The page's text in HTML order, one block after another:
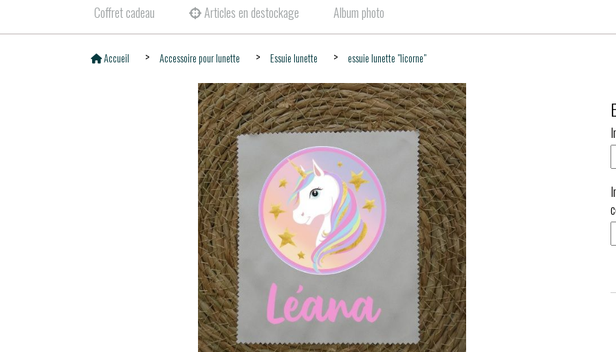
Coffret cadeau Articles en destockage Album photo
Accueil Accessoire pour lunette Essuie lunette essuie lunette "licorne"